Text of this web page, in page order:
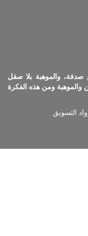
والموهبة بلا صقل
والموهبة ومن هذه الفكرة
التسويق